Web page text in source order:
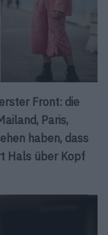
Front: die
Paris,
haben, dass
Hals über Kopf